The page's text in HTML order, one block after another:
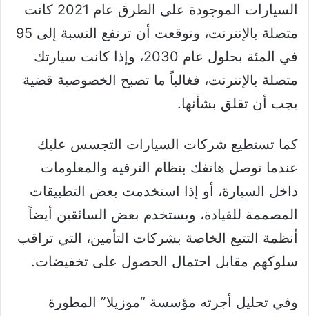
السيارات الموجودة على الطرق عام 2021 كانت
متصلة بالإنترنت، وتوقعت أن ترتفع النسبة إلى 95
في المئة بحلول عام 2030، وإذا كانت سيارتك
متصلة بالإنترنت، فغالباً ما تصبح الخصوصية قضية
يجب أن تقلق بشأنها.
كما تستطيع شركات السيارات التجسس عليك
عندما توصل هاتفك بنظام الترفيه والمعلومات
داخل السيارة، أو إذا استخدمت بعض التطبيقات
المصممة للقيادة، ويستخدم بعض السائقين أيضاً
أنظمة التتبع الخاصة بشركات التأمين، التي تراقب
سلوكهم مقابل احتمال الحصول على تخفيضات.
وفي تحليل أجرته مؤسسة “موزيلا” المطورة